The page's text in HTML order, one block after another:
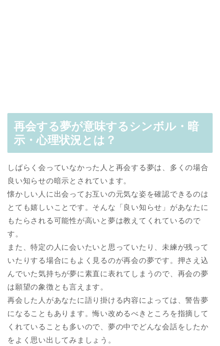
再会する夢が意味するシンボル・暗
示・心理状況とは？
しばらく会っていなかった人と再会する夢は、多くの場合
良い知らせの暗示とされています。
懐かしい人に出会ってお互いの元気な姿を確認できるのは
とても嬉しいことです。そんな「良い知らせ」があなたに
もたらされる可能性が高いと夢は教えてくれているので
す。
また、特定の人に会いたいと思っていたり、未練が残って
いたりする場合にもよく見るのが再会の夢です。押さえ込
んでいた気持ちが夢に素直に表れてしまうので、再会の夢
は願望の象徴とも言えます。
再会した人があなたに語り掛ける内容によっては、警告夢
になることもあります。悔い改めるべきところを指摘して
くれていることも多いので、夢の中でどんな会話をしたか
をよく思い出してみましょう。